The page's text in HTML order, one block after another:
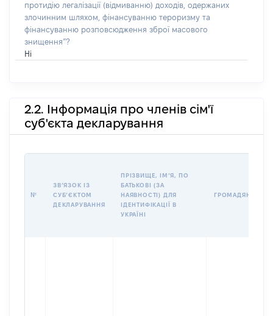
протидію легалізації (відмиванню) доходів, одержаних
злочинним шляхом, фінансуванню тероризму та
фінансуванню розповсюдження зброї масового
знищення”?
Ні
2.2. Інформація про членів сім'ї
суб'єкта декларування
№
ЗВʼЯЗОК ІЗ
СУБʼЄКТОМ
ДЕКЛАРУВАННЯ
ПРІЗВИЩЕ, ІМʼЯ, ПО
БАТЬКОВІ (ЗА
НАЯВНОСТІ) ДЛЯ
ІДЕНТИФІКАЦІЇ В
УКРАЇНІ
ГРОМАДЯНСТВО